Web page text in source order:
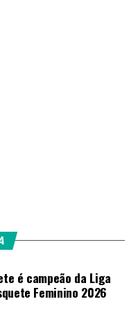
é campeão da Liga
Feminino 2026